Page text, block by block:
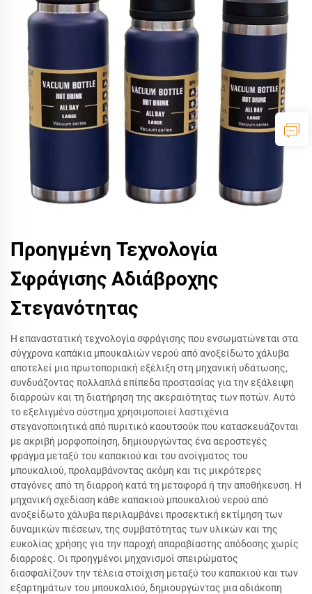
Προηγμένη Τεχνολογία
Σφράγισης Αδιάβροχης
Στεγανότητας
Η επαναστατική τεχνολογία σφράγισης που ενσωματώνεται στα
σύγχρονα καπάκια μπουκαλιών νερού από ανοξείδωτο χάλυβα
αποτελεί μια πρωτοποριακή εξέλιξη στη μηχανική υδάτωσης,
συνδυάζοντας πολλαπλά επίπεδα προστασίας για την εξάλειψη
διαρροών και τη διατήρηση της ακεραιότητας των ποτών. Αυτό
το εξελιγμένο σύστημα χρησιμοποιεί λαστιχένια
στεγανοποιητικά από πυριτικό καουτσούκ που κατασκευάζονται
με ακριβή μορφοποίηση, δημιουργώντας ένα αεροστεγές
φράγμα μεταξύ του καπακιού και του ανοίγματος του
μπουκαλιού, προλαμβάνοντας ακόμη και τις μικρότερες
σταγόνες από τη διαρροή κατά τη μεταφορά ή την αποθήκευση. Η
μηχανική σχεδίαση κάθε καπακιού μπουκαλιού νερού από
ανοξείδωτο χάλυβα περιλαμβάνει προσεκτική εκτίμηση των
δυναμικών πιέσεων, της συμβατότητας των υλικών και της
ευκολίας χρήσης για την παροχή απαραβίαστης απόδοσης χωρίς
διαρροές. Οι προηγμένοι μηχανισμοί σπειρώματος
διασφαλίζουν την τέλεια στοίχιση μεταξύ του καπακιού και των
εξαρτημάτων του μπουκαλιού, δημιουργώντας μια αδιάκοπη